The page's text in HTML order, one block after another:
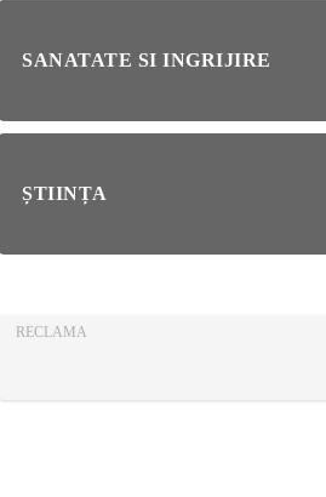
SANATATE SI INGRIJIRE
ȘTIINȚA
RECLAMA